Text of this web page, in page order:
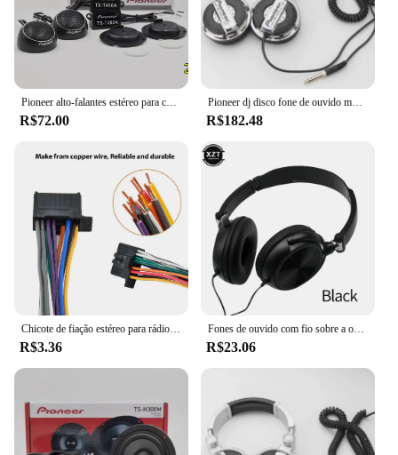
Pioneer alto-falantes estéreo para carro, música, cúpula macia, tweeters de carro balanceados, 300w, áudio de carro, filme de seda, caixas de alto-falante, modificação de alto tom
R$72.00
Pioneer dj disco fone de ouvido música fones de ouvido ajuste monitor fones de ouvido do telefone móvel computador personalizado presente natal
R$182.48
Chicote de fiação estéreo para rádio de carro de 16 pinos para modelo Pioneer DEH 2010-Up para DEH-1500 DEH-5 DEH-P25 DEH-P350 DEH-P5500MP DEH-P3
R$3.36
Fones de ouvido com fio sobre a orelha, som hd, baixo, som hifi, música, estéreo, flexível, ajustável, para pc, telefone
R$23.06